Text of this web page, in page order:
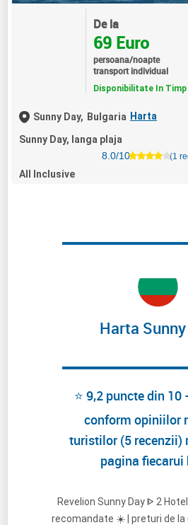
De la
69 Euro
persoana/noapte
transport individual
Disponibilitate In Timp
Sunny Day, Bulgaria Harta
Sunny Day, langa plaja
8.0/10
(1
All Inclusive
Harta
⭐ 9,2 puncte din 10
conform opiniilor
turistilor (5 recenzii)
pagina fiecarui
Revelion Sunny Day ᐈ 2
recomandate ☀️ | preturi de la